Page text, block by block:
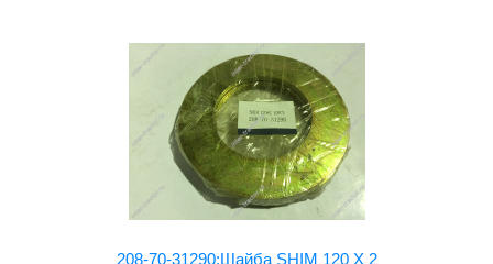
208-70-31290:Шайба SHIM 120 X 2